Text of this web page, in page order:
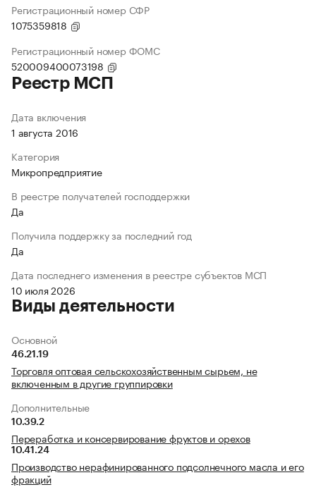
Регистрационный номер СФР
1075359818
Регистрационный номер ФОМС
520009400073198
Реестр МСП
Дата включения
1 августа 2016
Категория
Микропредприятие
В реестре получателей господдержки
Да
Получила поддержку за последний год
Да
Дата последнего изменения в реестре субъектов МСП
10 июля 2026
Виды деятельности
Основной
46.21.19
Торговля оптовая сельскохозяйственным сырьем, не
включенным в другие группировки
Дополнительные
10.39.2
Переработка и консервирование фруктов и орехов
10.41.24
Производство нерафинированного подсолнечного масла и его
фракций